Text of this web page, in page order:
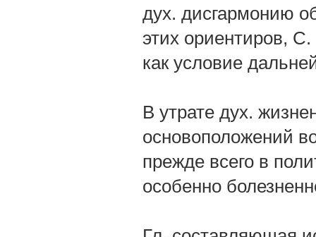
дух. дисгармонию
этих ориентиров,
как условие
В утрате дух.
основоположений
прежде всего в
особенно